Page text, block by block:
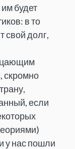
будет
в то
свой долг,
скромно
если
у нас пошли